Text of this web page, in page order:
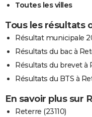
Toutes les villes
Tous les résultats
Résultat municipale
Résultats du bac à
Résultats du brevet à
Résultats du BTS à
En savoir plus sur
Reterre (23110)